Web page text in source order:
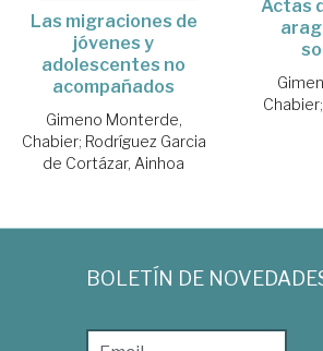
Las migraciones de
jóvenes y
adolescentes no
acompañados
Gimeno Monterde,
Chabier; Rodríguez Garcia
de Cortázar, Ainhoa
Actas
Chabier;
BOLETÍN DE